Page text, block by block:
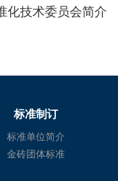
化技术委员会简介
标准制订
标准单位简介
金砖团体标准